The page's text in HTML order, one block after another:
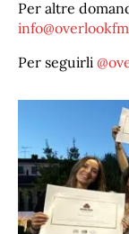
Per altre
Per seguirli